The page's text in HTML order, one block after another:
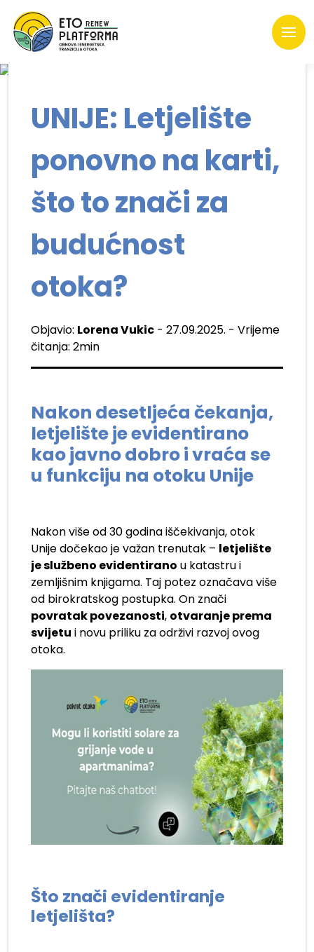
UNIJE: Letjelište
ponovno na karti,
što to znači za
budućnost
otoka?
Objavio: Lorena Vukic - 27.09.2025. - Vrijeme
čitanja: 2min
Nakon desetljeća čekanja,
letjelište je evidentirano
kao javno dobro i vraća se
u funkciju na otoku Unije
Nakon više od 30 godina iščekivanja, otok
Unije dočekao je važan trenutak – letjelište
je službeno evidentirano u katastru i
zemljišnim knjigama. Taj potez označava više
od birokratskog postupka. On znači
povratak povezanosti, otvaranje prema
svijetu i novu priliku za održivi razvoj ovog
otoka.
Što znači evidentiranje
letjelišta?